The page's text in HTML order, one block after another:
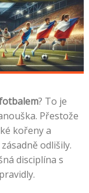
? To je
Přestože
kořeny a
odlišily.
disciplína s